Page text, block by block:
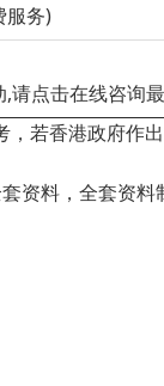
服务)
请点击在线咨询
若香港政府作
资料，全套资